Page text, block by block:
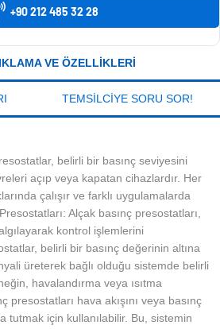
+90 212 485 32 28
VE ÖZELLIKLERI
TEMSILCIYE SORU SOR!
belirli bir basınç seviyesini
açıp veya kapatan cihazlardır. Her
çalışır ve farklı uygulamalarda
Alçak basınç presostatları,
kontrol işlemlerini
belirli bir basınç değerinin altına
üreterek bağlı olduğu sistemde belirli
havalandırma veya ısıtma
presostatları hava akışını veya basınç
tutmak için kullanılabilir. Bu, sistemin